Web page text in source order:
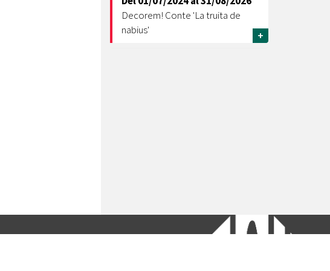
Decorem! Conte 'La truita de
nabius'
+